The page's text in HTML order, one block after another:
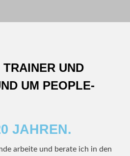
UND
UM PEOPLE-
JAHREN.
arbeite und berate ich in den